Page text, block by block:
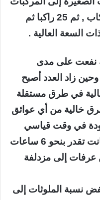
الأعلى في السعة أكثر من 9 ركاب , ثم 25 راكبا ثم
السعة العالية .
نفعت على مدى
زاد العدد أصبح
في طرق مستقلة
خالية من أي عوائق
في وقت قياسي
وكانت النتيجة إن المدة التي كانت تقدر بنحو 6 ساعات
23 دقيقة من عرفات إلى مزدلفة
نسبة الملوثات إلى